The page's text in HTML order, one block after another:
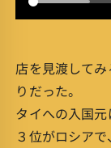
店を見渡して
りだった。
タイへの入国
３位がロシア